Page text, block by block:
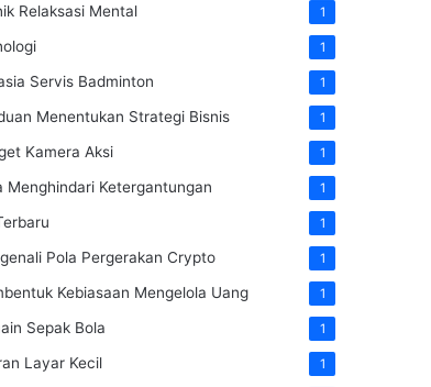
Relaksasi Mental 1
1
Servis Badminton 1
Menentukan Strategi Bisnis 1
Kamera Aksi 1
Menghindari Ketergantungan 1
1
Pola Pergerakan Crypto 1
Kebiasaan Mengelola Uang 1
Sepak Bola 1
Layar Kecil 1